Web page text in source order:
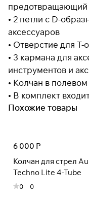
предотвращающий
• 2 петли с D-
аксессуаров
• Отверстие для Т-
• 3 кармана для
инструментов и
• Колчан в полевом
• В комплект
Похожие товары
6 000 Р
Колчан для стрел
Techno Lite 4-Tube
0 0
* При
скидки
Подробнее
об оплате